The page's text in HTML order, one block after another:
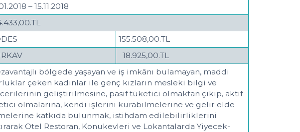
– 15.11.2018
155.508,00.TL
18.925,00.TL
bölgede yaşayan ve iş imkânı bulamayan, maddi
çeken kadınlar ile genç kızların mesleki bilgi ve
geliştirilmesine, pasif tüketici olmaktan çıkıp, aktif
olmalarına, kendi işlerini kurabilmelerine ve gelir elde
katkıda bulunmak, istihdam edilebilirliklerini
Otel Restoran, Konukevleri ve Lokantalarda Yiyecek-